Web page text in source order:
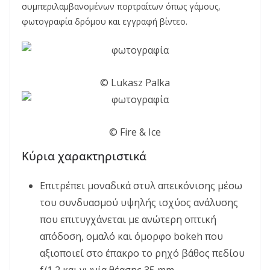
συμπεριλαμβανομένων πορτραίτων όπως γάμους,
φωτογραφία δρόμου και εγγραφή βίντεο.
© Lukasz Palka
© Fire & Ice
Κύρια χαρακτηριστικά
Επιτρέπει μοναδικά στυλ απεικόνισης μέσω
του συνδυασμού υψηλής ισχύος ανάλυσης
που επιτυγχάνεται με ανώτερη οπτική
απόδοση, ομαλό και όμορφο bokeh που
αξιοποιεί στο έπακρο το ρηχό βάθος πεδίου